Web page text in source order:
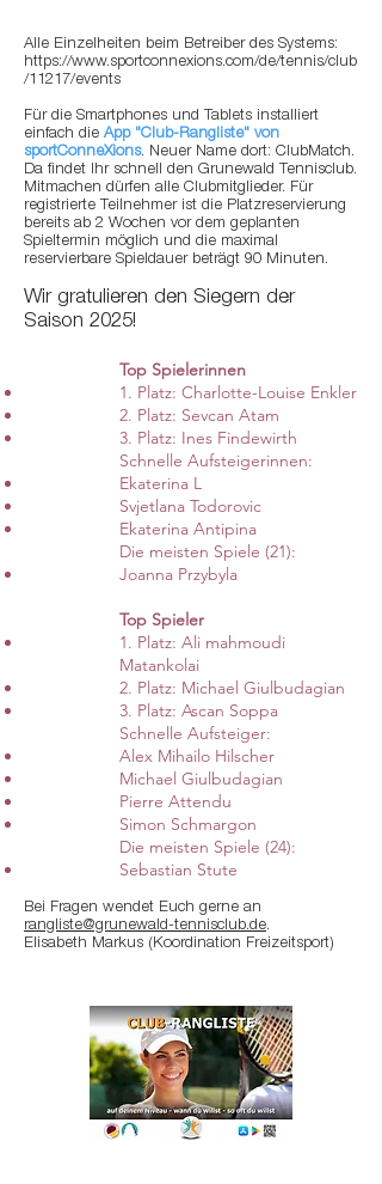
Alle Einzelheiten beim Betreiber des Systems:
https://www.sportconnexions.com/de/tennis/club
/11217/events
Für die Smartphones und Tablets installiert
einfach die App "Club-Rangliste" von
sportConneXions. Neuer Name dort: ClubMatch.
Da findet Ihr schnell den Grunewald Tennisclub.
Mitmachen dürfen alle Clubmitglieder. Für
registrierte Teilnehmer ist die Platzreservierung
bereits ab 2 Wochen vor dem geplanten
Spieltermin möglich und die maximal
reservierbare Spieldauer beträgt 90 Minuten.
Wir gratulieren den Siegern der
Saison 2025!
Top Spielerinnen
1. Platz: Charlotte-Louise Enkler
2. Platz: Sevcan Atam
3. Platz: Ines Findewirth
Schnelle Aufsteigerinnen:
Ekaterina L
Svjetlana Todorovic
Ekaterina Antipina
Die meisten Spiele (21):
Joanna Przybyla
Top Spieler
1. Platz: Ali mahmoudi
Matankolai
2. Platz: Michael Giulbudagian
3. Platz: Ascan Soppa
Schnelle Aufsteiger:
Alex Mihailo Hilscher
Michael Giulbudagian
Pierre Attendu
Simon Schmargon
Die meisten Spiele (24):
Sebastian Stute
Bei Fragen wendet Euch gerne an
rangliste@grunewald-tennisclub.de.
Elisabeth Markus (Koordination Freizeitsport)